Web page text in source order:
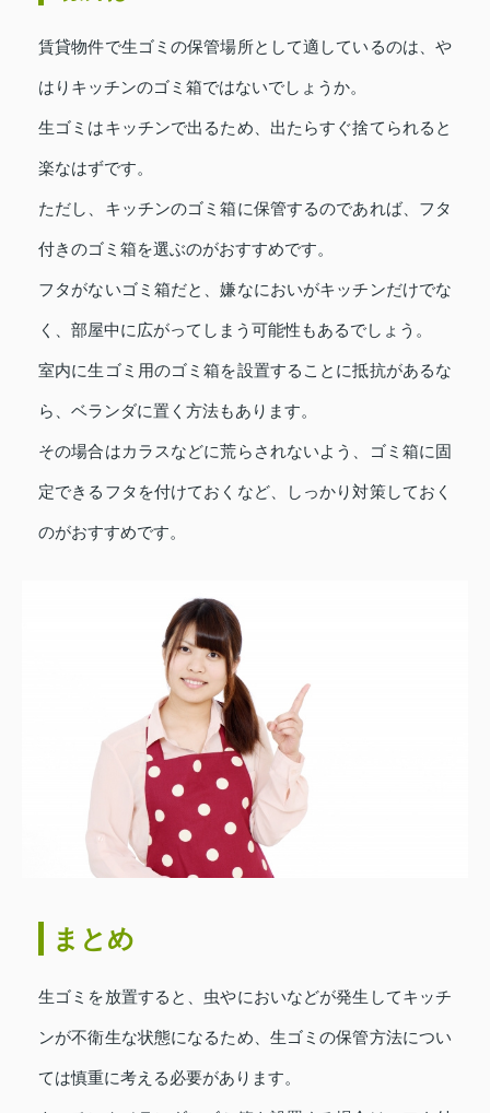
賃貸物件で生ゴミの保管場所として適しているのは、や
はりキッチンのゴミ箱ではないでしょうか。
生ゴミはキッチンで出るため、出たらすぐ捨てられると
楽なはずです。
ただし、キッチンのゴミ箱に保管するのであれば、フタ
付きのゴミ箱を選ぶのがおすすめです。
フタがないゴミ箱だと、嫌なにおいがキッチンだけでな
く、部屋中に広がってしまう可能性もあるでしょう。
室内に生ゴミ用のゴミ箱を設置することに抵抗があるな
ら、ベランダに置く方法もあります。
その場合はカラスなどに荒らされないよう、ゴミ箱に固
定できるフタを付けておくなど、しっかり対策しておく
のがおすすめです。
まとめ
生ゴミを放置すると、虫やにおいなどが発生してキッチ
ンが不衛生な状態になるため、生ゴミの保管方法につい
ては慎重に考える必要があります。